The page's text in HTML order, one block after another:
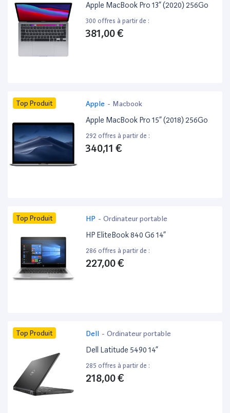
Apple MacBook Pro 13” (2020) 256Go
300 offres à partir de :
381,00 €
Top Produit Apple - Macbook
Apple MacBook Pro 15” (2018) 256Go
292 offres à partir de :
340,11 €
Top Produit HP - Ordinateur portable
HP EliteBook 840 G6 14”
286 offres à partir de :
227,00 €
Top Produit Dell - Ordinateur portable
Dell Latitude 5490 14”
285 offres à partir de :
218,00 €